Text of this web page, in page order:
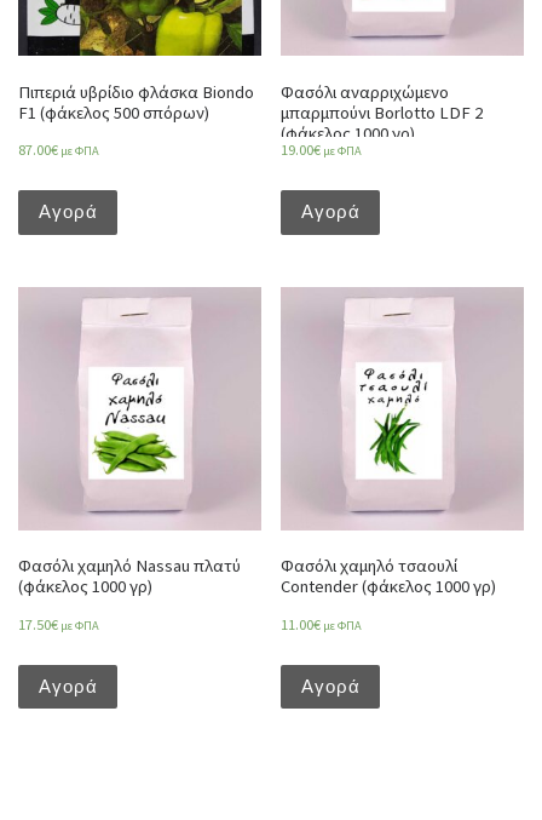
Πιπεριά υβρίδιο φλάσκα Biondo
F1 (φάκελος 500 σπόρων)
87.00€ με ΦΠΑ
Αγορά
Φασόλι αναρριχώμενο
μπαρμπούνι Borlotto LDF 2
(φάκελος 1000 γρ)
19.00€ με ΦΠΑ
Αγορά
Φασόλι χαμηλό Nassau πλατύ
(φάκελος 1000 γρ)
17.50€ με ΦΠΑ
Αγορά
Φασόλι χαμηλό τσαουλί
Contender (φάκελος 1000 γρ)
11.00€ με ΦΠΑ
Αγορά